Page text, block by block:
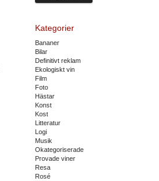
Kategorier
Bananer
Bilar
Definitivt reklam
Ekologiskt vin
Film
Foto
Hästar
Konst
Kost
Litteratur
Logi
Musik
Okategoriserade
Provade viner
Resa
Rosé